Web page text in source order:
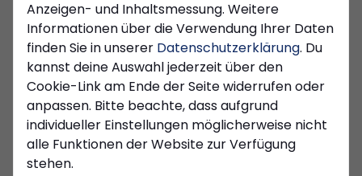
Anzeigen- und Inhaltsmessung. Weitere
Informationen über die Verwendung Ihrer Daten
finden Sie in unserer Datenschutzerklärung. Du
kannst deine Auswahl jederzeit über den
Cookie-Link am Ende der Seite widerrufen oder
anpassen. Bitte beachte, dass aufgrund
individueller Einstellungen möglicherweise nicht
alle Funktionen der Website zur Verfügung
stehen.
Spielort
Sportplatz Winkhausen
Volmestr. 161
58515 Lüdenscheid
Wegbeschreibung